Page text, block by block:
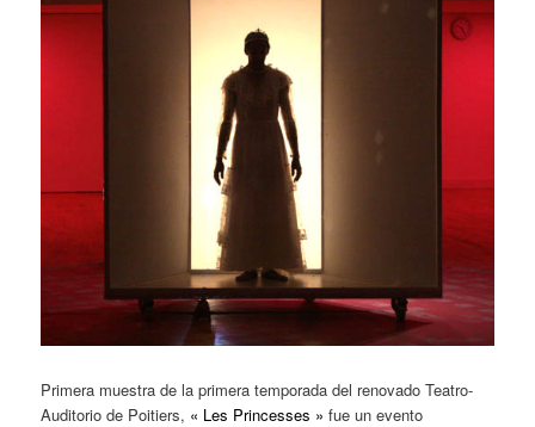
Primera muestra de la primera temporada del renovado Teatro-
Auditorio de Poitiers, « Les Princesses » fue un evento